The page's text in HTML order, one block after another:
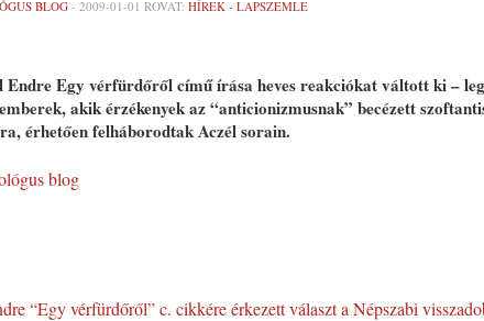
BLOG - 2009-01-01 ROVAT: HÍREK - LAPSZEMLE
Endre Egy vérfürdőről című írása heves reakciókat váltott ki –
akik érzékenyek az “anticionizmusnak” becézett
érhetően felháborodtak Aczél sorain.
blog
“Egy vérfürdőről” c. cikkére érkezett választ a Népszabi